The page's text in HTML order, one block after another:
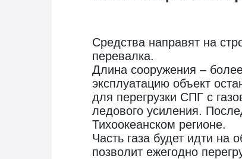
Средства направят на
перевалка.
Длина сооружения –
эксплуатацию объект
для перегрузки СПГ с
ледового усиления.
Тихоокеанском регионе.
Часть газа будет идти на
позволит ежегодно